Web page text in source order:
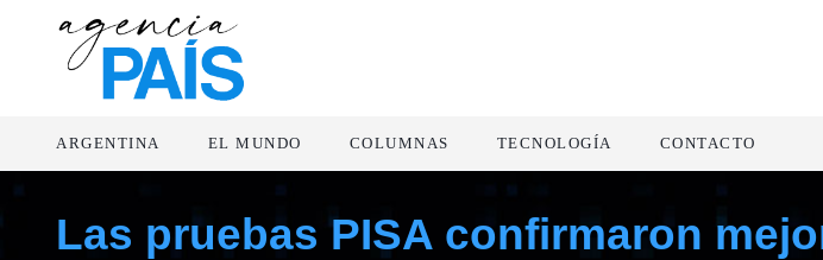
ARGENTINA EL MUNDO COLUMNAS TECNOLOGÍA CONTACTO
Las pruebas PISA confirmaron